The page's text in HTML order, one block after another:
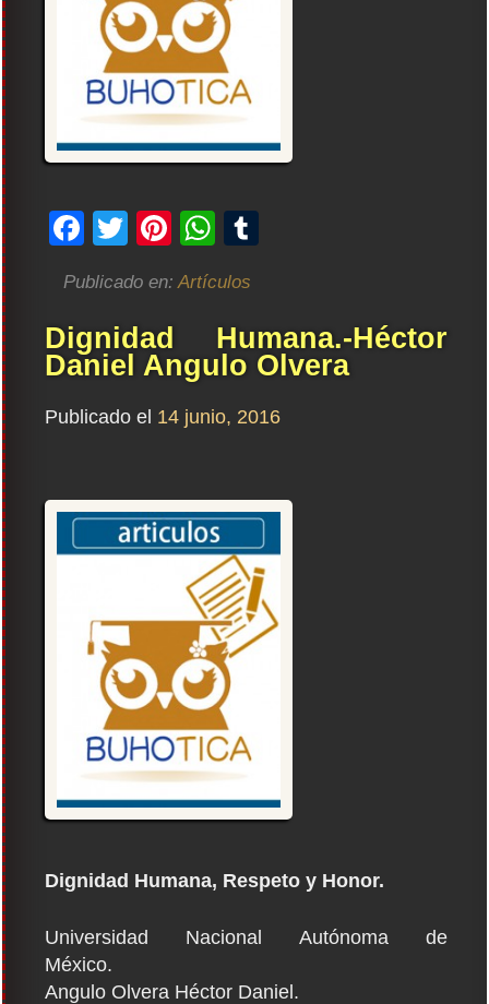
Facebook
TwitterPinterestWhatsApp
Publicado en:Artículos
Dignidad Humana.-Héctor
Daniel Angulo Olvera
Publicado el 14 junio, 2016
Dignidad Humana, Respeto y Honor.
Universidad Nacional Autónoma de
México.
Angulo Olvera Héctor Daniel.